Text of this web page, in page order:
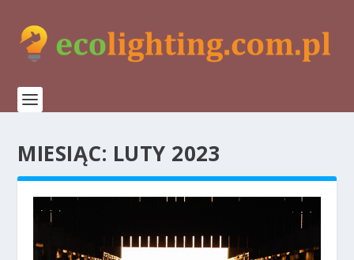
MIESIĄC: LUTY 2023